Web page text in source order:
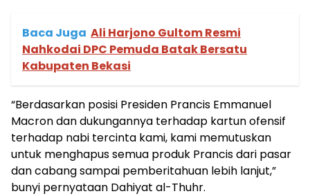
Baca Juga Ali Harjono Gultom Resmi
Nahkodai DPC Pemuda Batak Bersatu
Kabupaten Bekasi
“Berdasarkan posisi Presiden Prancis Emmanuel
Macron dan dukungannya terhadap kartun ofensif
terhadap nabi tercinta kami, kami memutuskan
untuk menghapus semua produk Prancis dari pasar
dan cabang sampai pemberitahuan lebih lanjut,”
bunyi pernyataan Dahiyat al-Thuhr.